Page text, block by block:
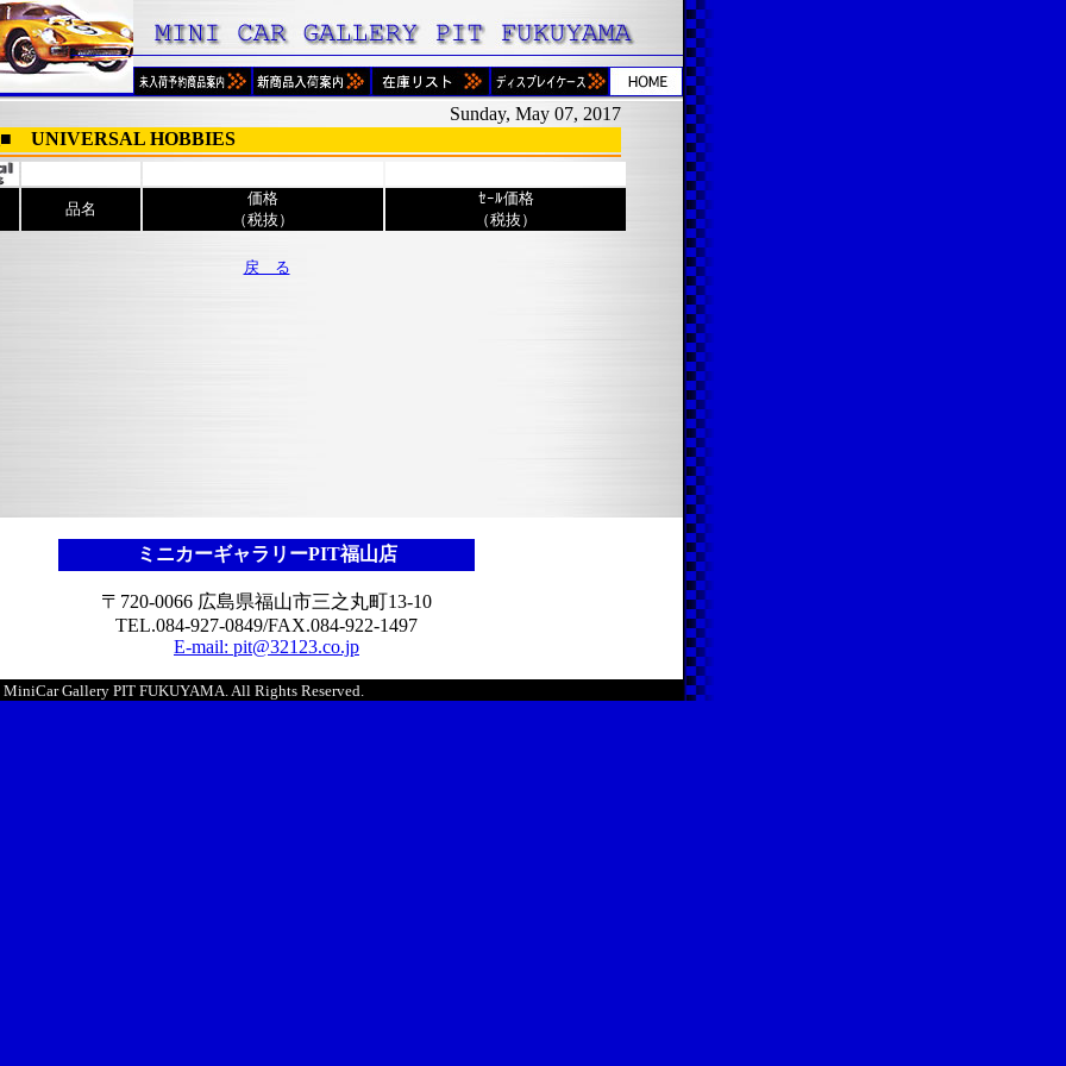
Sunday, May 07, 2017
UNIVERSAL HOBBIES
品名
価格
（税抜）
ｾｰﾙ価格
（税抜）
戻 る
ミニカーギャラリーPIT福山店
〒720-0066 広島県福山市三之丸町13-10
TEL.084-927-0849/FAX.084-922-1497
E-mail: pit@32123.co.jp
Gallery PIT FUKUYAMA. All Rights Reserved.